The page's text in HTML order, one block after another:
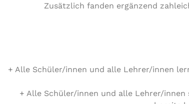
Zusätzlich fanden ergänzend
+ Alle Schüler/​innen und alle Lehrer/​innen
+ Alle Schüler/​innen und alle Lehrer/​innen